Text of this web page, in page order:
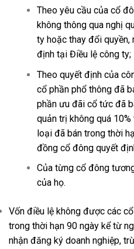
Theo yêu cầu của cổ
không thông qua nghị
ty hoặc thay đổi
định tại Điều lệ công ty;
Theo quyết định của
cổ phần phổ thông đã
phần ưu đãi cổ tức đã
quản trị không quá
loại đã bán trong thời
đồng cổ đông quyết
Của từng cổ đông
của họ.
Vốn điều lệ không được các
trong thời hạn 90 ngày kể từ
nhận đăng ký doanh nghiệp,